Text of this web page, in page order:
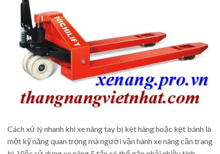
Cách xử lý nhanh khi xe nâng tay bị kẹt hàng hoặc kẹt bánh là
một kỹ năng quan trọng mà người vận hành xe nâng cần trang